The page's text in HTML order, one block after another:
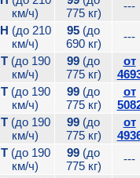
км/ч)
775 кг)
---
H (до 210
км/ч)
95 (до
690 кг)
---
T(до 190
км/ч)
99 (до
775 кг)
от
T(до 190
км/ч)
99 (до
775 кг)
от
T(до 190
км/ч)
99 (до
775 кг)
от
T(до 190
км/ч)
99 (до
775 кг)
---